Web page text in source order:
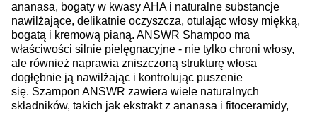
ananasa, bogaty w kwasy AHA i naturalne substancje
nawilżające, delikatnie oczyszcza, otulając włosy miękką,
bogatą i kremową pianą. ANSWR Shampoo ma
właściwości silnie pielęgnacyjne - nie tylko chroni włosy,
ale również naprawia zniszczoną strukturę włosa
dogłębnie ją nawilżając i kontrolując puszenie
się. Szampon ANSWR zawiera wiele naturalnych
składników, takich jak ekstrakt z ananasa i fitoceramidy,